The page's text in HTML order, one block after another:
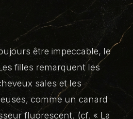
être impeccable, le
filles remarquent les
sales et les
comme un canard
fluorescent. (cf. « La